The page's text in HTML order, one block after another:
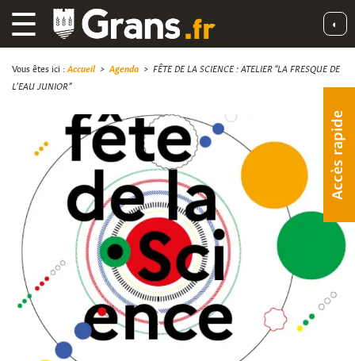
☰ ◐
Accès rapide
Vous êtes ici : Accueil> Agenda > FÊTE DE LA SCIENCE : ATELIER “LA FRESQUE DE
L’EAU JUNIOR”